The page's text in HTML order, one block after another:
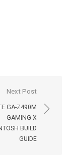
Next Post
GA-Z490M
GAMING X
BUILD
GUIDE